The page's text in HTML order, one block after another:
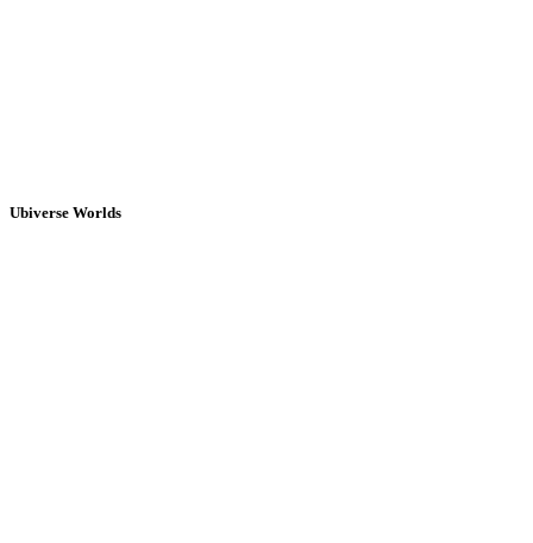
Ubiverse Worlds